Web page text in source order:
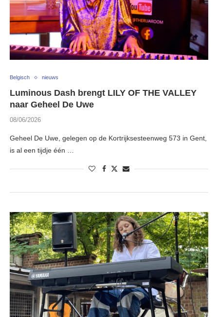
Belgisch nieuws
Luminous Dash brengt LILY OF THE VALLEY
naar Geheel De Uwe
08/06/2026
Geheel De Uwe, gelegen op de Kortrijksesteenweg 573 in Gent,
is al een tijdje één …